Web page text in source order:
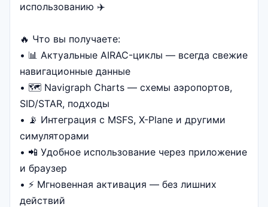
использованию ✈️
🔥 Что вы получаете:
• 📊 Актуальные AIRAC-циклы — всегда свежие
навигационные данные
• 🗺️ Navigraph Charts — схемы аэропортов,
SID/STAR, подходы
• 📡 Интеграция с MSFS, X-Plane и другими
симуляторами
• 📲 Удобное использование через приложение
и браузер
• ⚡ Мгновенная активация — без лишних
действий